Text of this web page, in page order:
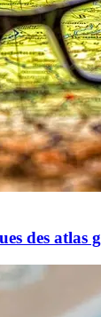
des atlas